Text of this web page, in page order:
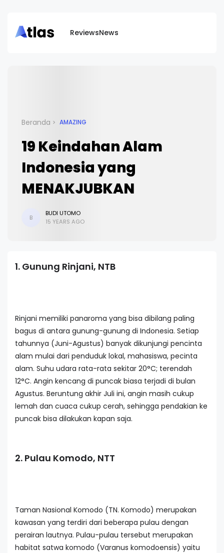
ReviewsNews
Beranda AMAZING
19 Keindahan Alam
Indonesia yang
MENAKJUBKAN
B
BUDI UTOMO
15 YEARS AGO
1. Gunung Rinjani, NTB
Rinjani memiliki panaroma yang bisa dibilang paling
bagus di antara gunung-gunung di Indonesia. Setiap
tahunnya (Juni-Agustus) banyak dikunjungi pencinta
alam mulai dari penduduk lokal, mahasiswa, pecinta
alam. Suhu udara rata-rata sekitar 20°C; terendah
12°C. Angin kencang di puncak biasa terjadi di bulan
Agustus. Beruntung akhir Juli ini, angin masih cukup
lemah dan cuaca cukup cerah, sehingga pendakian ke
puncak bisa dilakukan kapan saja.
2. Pulau Komodo, NTT
Taman Nasional Komodo (TN. Komodo) merupakan
kawasan yang terdiri dari beberapa pulau dengan
perairan lautnya. Pulau-pulau tersebut merupakan
habitat satwa komodo (Varanus komodoensis) yaitu